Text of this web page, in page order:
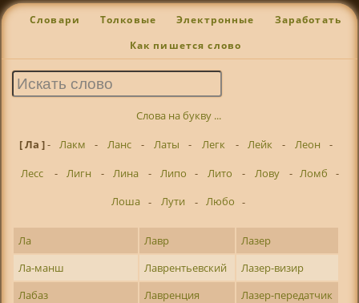
Словари Толковые Электронные Заработать
Как пишется слово
Слова на букву ...
[ Ла ]- Лакм - Ланс - Латы - Легк - Лейк - Леон
-
Лесс
- Лигн - Лина - Липо - Лито - Лову - Ломб
-
Лоша - Лути - Любо -
Ла Лавр
Лазер
Ла-манш
Лаврентьевский
Лазер-визир
Лабаз
Лавренция
Лазер-передатчик